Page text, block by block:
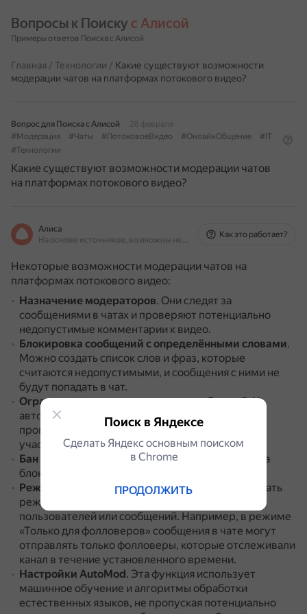
Вопросы к Поиску с Алисой
Примеры ответов Поиска с Алисой
Главная / Технологии / Какие существуют возможности
модерации чатов на платформах потокового видео?
Вопрос для Поиска с Алисой
28 февраля
#Модерация
#Чаты #ПотоковоеВидео #ОнлайнОбщение
#IT
#Технологии
Какие существуют возможности модерации чатов
на платформах потокового видео?
Алиса
На основе источников, возможны неточности
Как это работает?
Некоторые возможности модерации чатов на
платформах потокового видео:
Назначение модераторов. Они следят за
сообщениями в чатах и проверяют потенциально
недопустимые комментарии к видео.
Блокировка сообщений с определёнными словами.
Можно создать список слов и фраз, которые
считаются недопустимыми, и сообщения с ними не
будут попадать в чат.
Ограничение частоты отправки сообщений.У
авторов есть возможность задать временной
промежуток между отправкой сообщений для
участников чата.
Бан и тайм-ауты
Можно временно или навсегда
блокировать нарушителей.
Режимы чата
С помощью команд можно включать
режимы чата для фильтрации определённых
пользователей или сообщений. Например, в режиме
«Только для фолловеров» сообщения в чате могут
отправлять только фолловеры, которые отслеживали
канал в течение установленного времени.
Настройки AutoMod. Эта функция использует
машинное обучение и алгоритмы обработки
естественных языков, не пропуская потенциально
Поиск в Яндексе
Сделать Яндекс основным поиском
в Сhrome
ПРОДОЛЖИТЬ